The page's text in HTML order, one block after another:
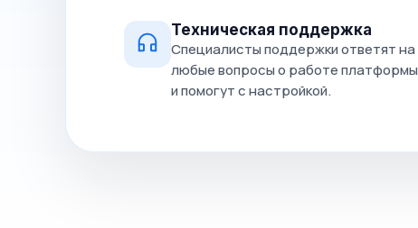
Техническая поддержка
Специалисты поддержки ответят на
любые вопросы о работе платформы
и помогут с настройкой.